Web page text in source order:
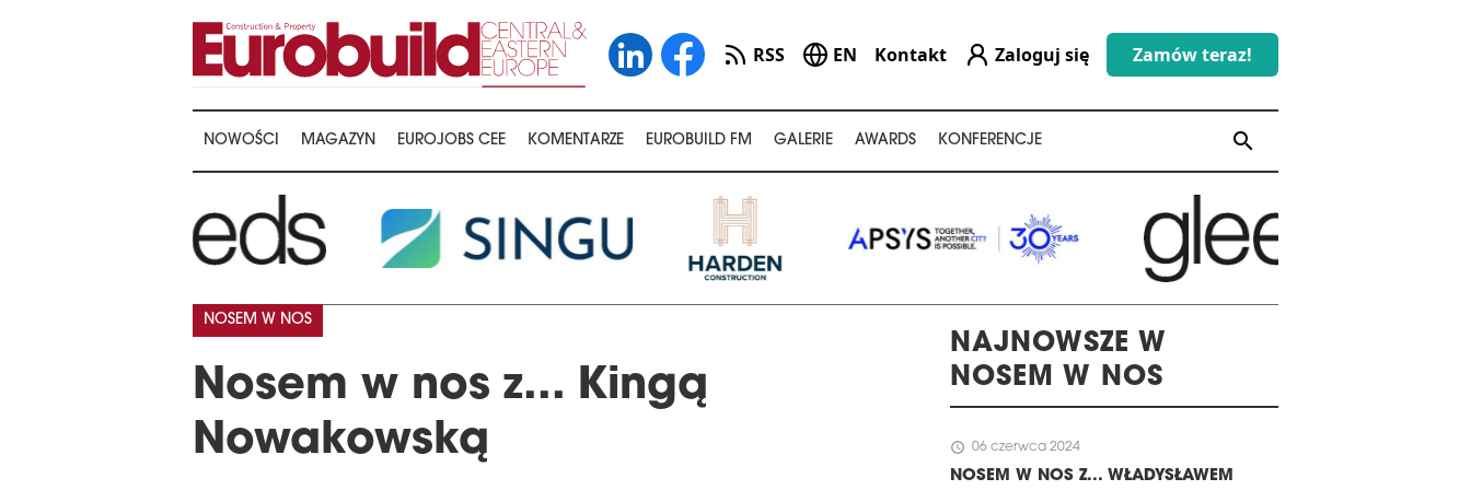
RSS EN Kontakt Zaloguj się Zamów teraz!
NOWOŚCI MAGAZYN EUROJOBS CEE KOMENTARZE EUROBUILD FM GALERIE AWARDS KONFERENCJE search
Nosem w nos z... Kingą
Nowakowską
NOSEM W NOS
NAJNOWSZE W
NOSEM W NOS
schedule 06 czerwca 2024
NOSEM W NOS Z... WŁADYSŁAWEM